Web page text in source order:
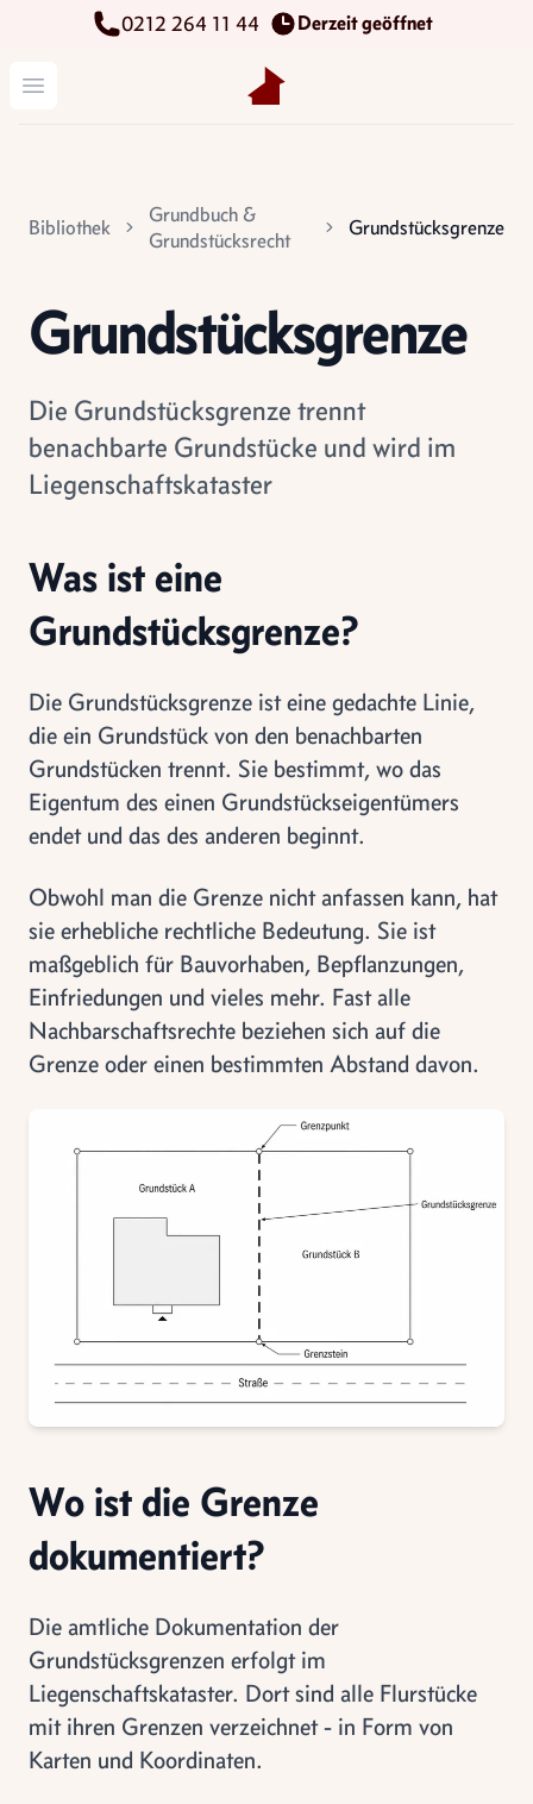
0212 264 11 44 Derzeit geöffnet
Menü öffnen Kettenbach Immobilien GmbH
Bibliothek
Grundbuch &
Grundstücksrecht
Grundstücksgrenze
Grundstücksgrenze
Die Grundstücksgrenze trennt
benachbarte Grundstücke und wird im
Liegenschaftskataster
Was ist eine
Grundstücksgrenze?
Die Grundstücksgrenze ist eine gedachte Linie,
die ein Grundstück von den benachbarten
Grundstücken trennt. Sie bestimmt, wo das
Eigentum des einen Grundstückseigentümers
endet und das des anderen beginnt.
Obwohl man die Grenze nicht anfassen kann, hat
sie erhebliche rechtliche Bedeutung. Sie ist
maßgeblich für Bauvorhaben, Bepflanzungen,
Einfriedungen und vieles mehr. Fast alle
Nachbarschaftsrechte beziehen sich auf die
Grenze oder einen bestimmten Abstand davon.
Wo ist die Grenze
dokumentiert?
Die amtliche Dokumentation der
Grundstücksgrenzen erfolgt im
Liegenschaftskataster. Dort sind alle Flurstücke
mit ihren Grenzen verzeichnet - in Form von
Karten und Koordinaten.